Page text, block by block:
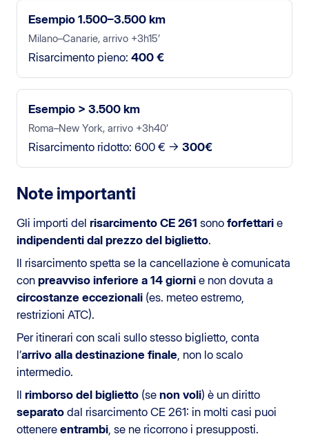
Esempio 1.500–3.500 km
Milano–Canarie, arrivo +3h15’
Risarcimento pieno: 400 €
Esempio > 3.500 km
Roma–New York, arrivo +3h40’
Risarcimento ridotto: 600 € → 300€
Note importanti
Gli importi del risarcimento CE 261 sono forfettari e
indipendenti dal prezzo del biglietto.
Il risarcimento spetta se la cancellazione è comunicata
con preavviso inferiore a 14 giorni e non dovuta a
circostanze eccezionali (es. meteo estremo,
restrizioni ATC).
Per itinerari con scali sullo stesso biglietto, conta
l’arrivo alla destinazione finale , non lo scalo
intermedio.
Il rimborso del biglietto (se non voli) è un diritto
separato dal risarcimento CE 261: in molti casi puoi
ottenere entrambi , se ne ricorrono i presupposti.